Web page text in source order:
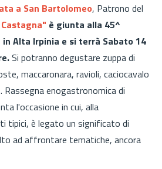
a San Bartolomeo, Patrono del
è giunta alla 45^
Alta Irpinia e si terrà Sabato 14
Si potranno degustare zuppa di
maccaronara, ravioli, caciocavalo
enogastronomica di
l'occasione in cui, alla
tipici, è legato un significato di
ad affrontare tematiche, ancora